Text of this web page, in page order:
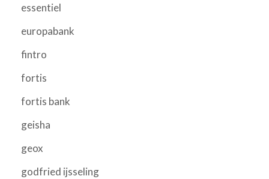
essentiel
europabank
fintro
fortis
fortis bank
geisha
geox
godfried ijsseling